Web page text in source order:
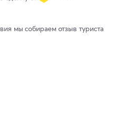
мы собираем отзыв туриста